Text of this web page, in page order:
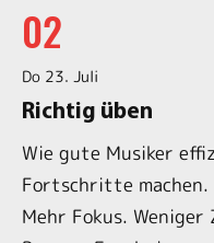
02
Do 23. Juli
Richtig üben
Wie gute Musiker
Fortschritte machen.
Mehr Fokus.